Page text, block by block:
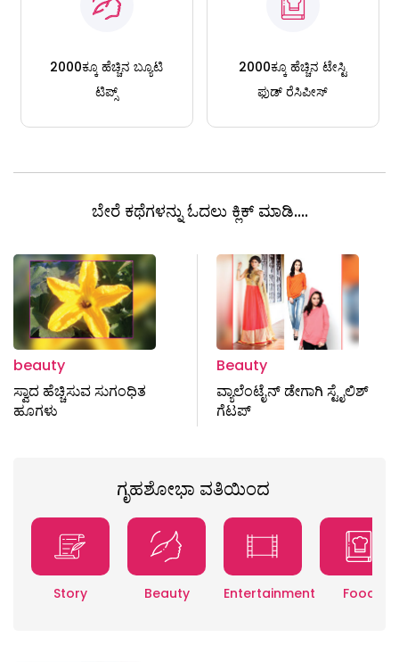
2000ಕ್ಕೂ ಹೆಚ್ಚಿನ ಬ್ಯೂಟಿ
ಟಿಪ್ಸ್
2000ಕ್ಕೂ ಹೆಚ್ಚಿನ ಟೇಸ್ಟಿ
ಫುಡ್ ರೆಸಿಪೀಸ್
ಬೇರೆ ಕಥೆಗಳನ್ನು ಓದಲು ಕ್ಲಿಕ್ ಮಾಡಿ....
beauty
ಸ್ವಾದ ಹೆಚ್ಚಿಸುವ ಸುಗಂಧಿತ
ಹೂಗಳು
Beauty
ವ್ಯಾಲೆಂಟೈನ್‌ ಡೇಗಾಗಿ ಸ್ಟೈಲಿಶ್‌
ಗೆಟಪ್‌
ಗೃಹಶೋಭಾ ವತಿಯಿಂದ
Story Beauty Entertainment Food